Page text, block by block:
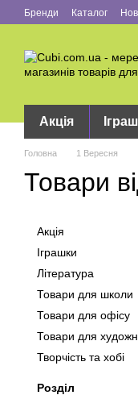
Перейти до основного
Бренди Каталог
Акція
Головна 1 Вересня
Товари
Акція
Іграшки
Література
Товари для школи
Товари для офісу
Товари для
Творчість та хобі
Розділ